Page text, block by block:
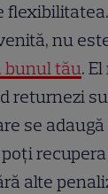
nu
bunul tău.
returnezi
se
alte